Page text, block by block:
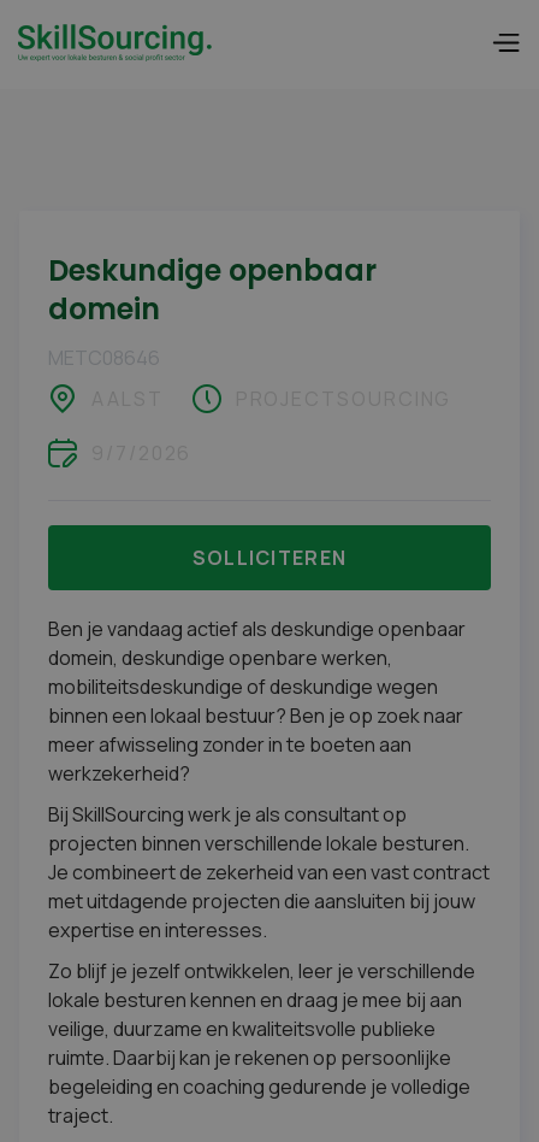
Deskundige openbaar
domein
METC08646
SOLLICITEREN
Ben je vandaag actief als deskundige openbaar
domein, deskundige openbare werken,
mobiliteitsdeskundige of deskundige wegen
binnen een lokaal bestuur? Ben je op zoek naar
meer afwisseling zonder in te boeten aan
werkzekerheid?
Bij SkillSourcing werk je als consultant op
projecten binnen verschillende lokale besturen.
Je combineert de zekerheid van een vast contract
met uitdagende projecten die aansluiten bij jouw
expertise en interesses.
Zo blijf je jezelf ontwikkelen, leer je verschillende
lokale besturen kennen en draag je mee bij aan
veilige, duurzame en kwaliteitsvolle publieke
ruimte. Daarbij kan je rekenen op persoonlijke
begeleiding en coaching gedurende je volledige
traject.